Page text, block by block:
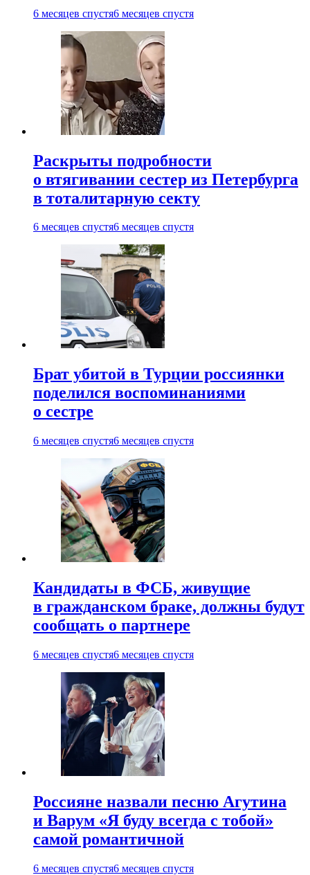
6 месяцев спустя6 месяцев спустя
Раскрыты подробности
о втягивании сестер из Петербурга
в тоталитарную секту
6 месяцев спустя6 месяцев спустя
Брат убитой в Турции россиянки
поделился воспоминаниями
о сестре
6 месяцев спустя6 месяцев спустя
Кандидаты в ФСБ, живущие
в гражданском браке, должны будут
сообщать о партнере
6 месяцев спустя6 месяцев спустя
Россияне назвали песню Агутина
и Варум «Я буду всегда с тобой»
самой романтичной
6 месяцев спустя6 месяцев спустя